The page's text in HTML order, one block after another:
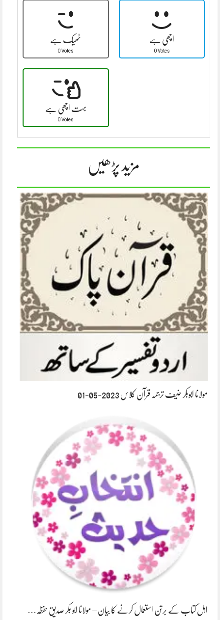
ٹھیک ہے
0 Votes
اچھی ہے
0 Votes
بہت اچھی ہے
0 Votes
مزید پڑھیں
مولانا ابوبکر حنیف ترجمہ قرآن کلاس 2023-05-01
اہل کتاب کے برتن استعمال کرنے کا بیان – مولانا ابو بکر صدیق حفظہ…